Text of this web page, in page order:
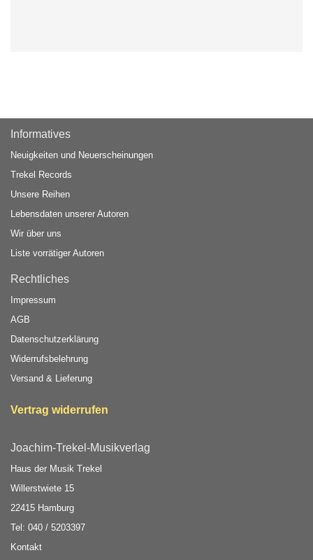
Informatives
Neuigkeiten und Neuerscheinungen
Trekel Records
Unsere Reihen
Lebensdaten unserer Autoren
Wir über uns
Liste vorrätiger Autoren
Rechtliches
Impressum
AGB
Datenschutzerklärung
Widerrufsbelehrung
Versand & Lieferung
Vertrag widerrufen
Joachim-Trekel-Musikverlag
Haus der Musik Trekel
Willerstwiete 15
22415 Hamburg
Tel: 040 / 5203397
Kontakt